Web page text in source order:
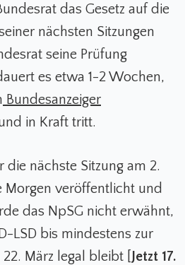
das Gesetz auf die
nächsten Sitzungen
seine Prüfung
es etwa 1-2 Wochen,
Bundesanzeiger
in Kraft tritt.
die nächste Sitzung am 2.
Morgen veröffentlicht und
das NpSG nicht erwähnt,
LSD bis mindestens zur
März legal bleibt [Jetzt 17.